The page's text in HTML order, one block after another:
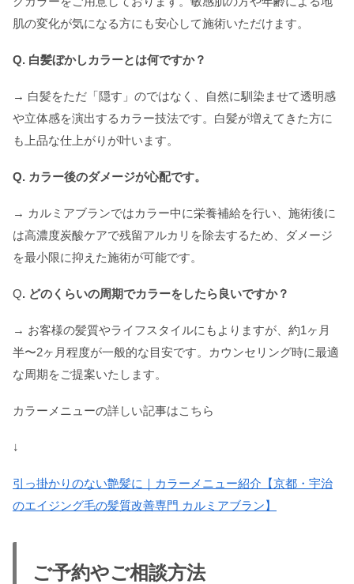
肌の変化が気になる方にも安心して施術いただけます。
Q. 白髪ぼかしカラーとは何ですか？
→ 白髪をただ「隠す」のではなく、自然に馴染ませて透明感
や立体感を演出するカラー技法です。白髪が増えてきた方に
も上品な仕上がりが叶います。
Q. カラー後のダメージが心配です。
→ カルミアブランではカラー中に栄養補給を行い、施術後に
は高濃度炭酸ケアで残留アルカリを除去するため、ダメージ
を最小限に抑えた施術が可能です。
Q. どのくらいの周期でカラーをしたら良いですか？
→ お客様の髪質やライフスタイルにもよりますが、約1ヶ月
半〜2ヶ月程度が一般的な目安です。カウンセリング時に最適
な周期をご提案いたします。
カラーメニューの詳しい記事はこちら
↓
引っ掛かりのない艶髪に｜カラーメニュー紹介【京都・宇治
のエイジング毛の髪質改善専門 カルミアブラン】
ご予約やご相談方法